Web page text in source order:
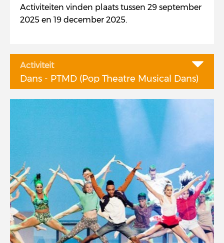
Activiteiten vinden plaats tussen 29 september
2025 en 19 december 2025.
Activiteit
Dans - PTMD (Pop Theatre Musical Dans)